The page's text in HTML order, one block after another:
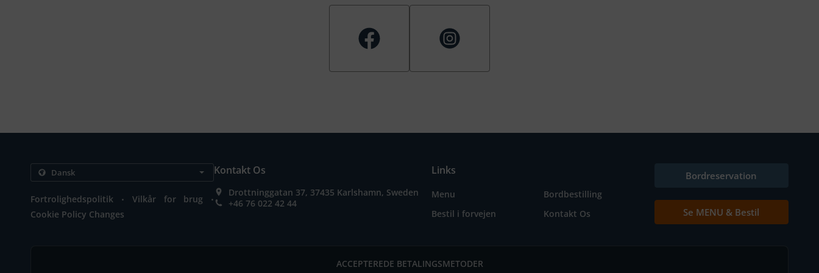
Fortrolighedspolitik . Vilkår for brug .
Cookie Policy Changes
Kontakt Os
Drottninggatan 37, 37435 Karlshamn, Sweden
+46 76 022 42 44
Links
Menu
Bordbestilling
Bestil i forvejen
Kontakt Os
Bordreservation
Se MENU & Bestil
ACCEPTEREDE BETALINGSMETODER